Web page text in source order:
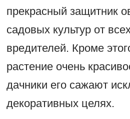
прекрасный защитник
садовых культур от
вредителей. Кроме
растение очень
дачники его сажают
декоративных целях.